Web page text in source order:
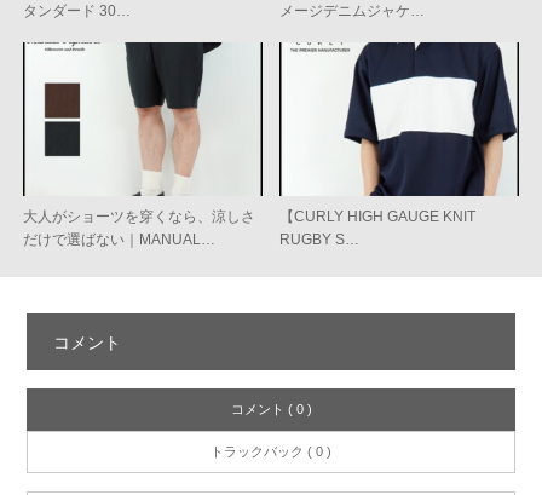
タンダード 30…
メージデニムジャケ…
大人がショーツを穿くなら、涼しさ
だけで選ばない｜MANUAL…
【CURLY HIGH GAUGE KNIT
RUGBY S…
コメント
コメント ( 0 )
トラックバック ( 0 )